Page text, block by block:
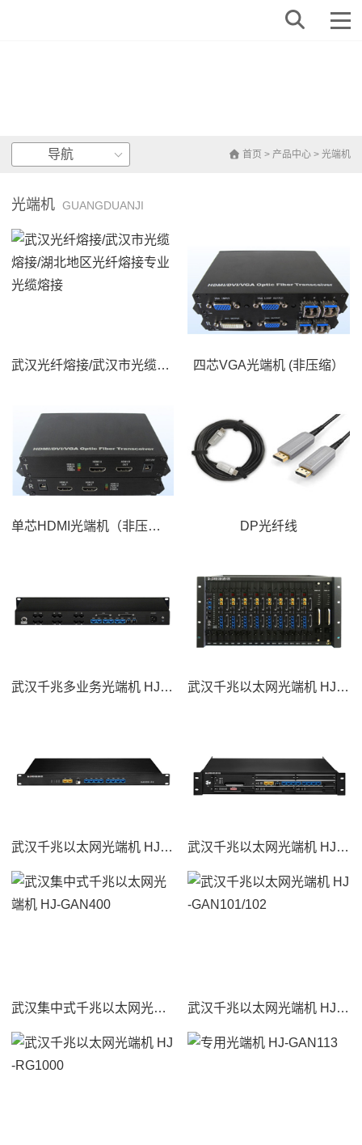
导航 首页 > 产品中心 > 光端机
光端机 GUANGDUANJI
武汉光纤熔接/武汉市光缆熔接/湖北地区光纤熔接专业光缆熔接 四芯VGA光端机 (非压缩）
单芯HDMI光端机（非压缩） DP光纤线
武汉千兆多业务光端机 HJ-GAN111-F 武汉千兆以太网光端机 HJ-GAN800
武汉千兆以太网光端机 HJ-GAN110 武汉千兆以太网光端机 HJ-GAN202
武汉集中式千兆以太网光端机 HJ-GAN400 武汉千兆以太网光端机 HJ-GAN101/102